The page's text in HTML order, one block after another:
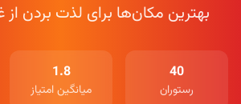
بهترین مکان‌ها برای لذت بردن
40
رستوران
1.8
میانگین امتیاز